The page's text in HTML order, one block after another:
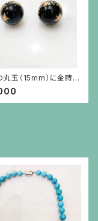
丸玉（15mm）に金蒔絵
螺旋ピアス（18金ポス